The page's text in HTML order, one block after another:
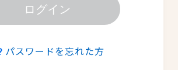
ログイン
パスワードを忘れた方